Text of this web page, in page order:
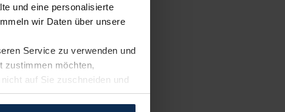
und eine personalisierte
wir Daten über unsere
Service zu verwenden und
zustimmen möchten,
auf Sie zuschneiden und
jederzeit anpassen